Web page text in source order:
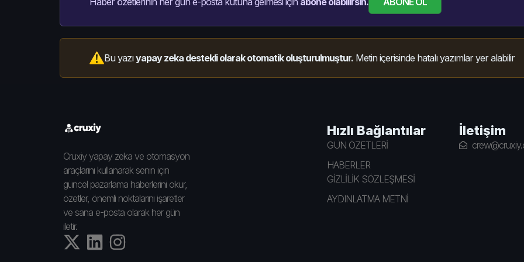
Bu yazıyapay zeka destekli olarak otomatik oluşturulmuştur. Metin içerisinde hatalı yazımlar yer alabilir
Cruxiy yapay zeka ve otomasyon
araçlarını kullanarak senin için
güncel pazarlama haberlerini okur,
özetler, önemli noktalarını işaretler
ve sana e-posta olarak her gün
iletir.
Hızlı Bağlantılar
GÜN ÖZETLERİ
HABERLER
GİZLİLİK SÖZLEŞMESİ
AYDINLATMA METNİ
İletişim